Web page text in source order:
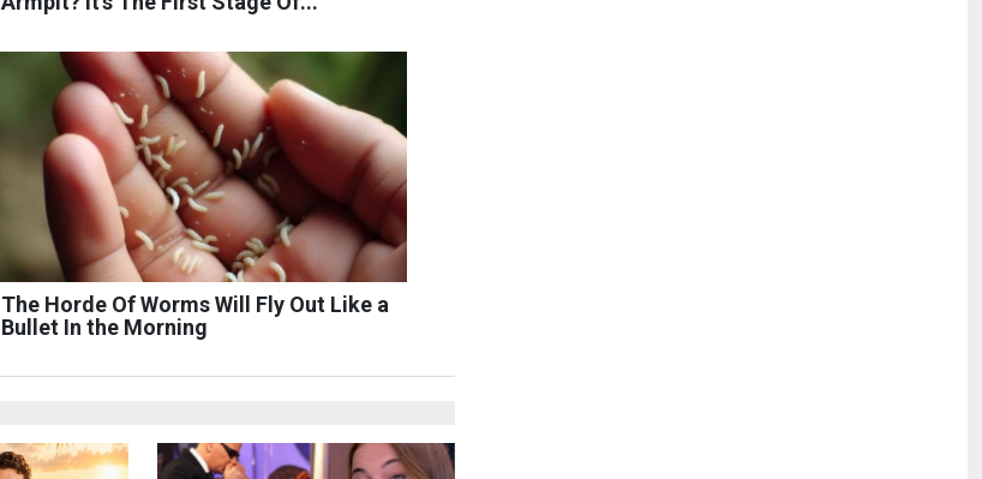
The Horde Of Worms Will Fly Out Like a
Bullet In the Morning